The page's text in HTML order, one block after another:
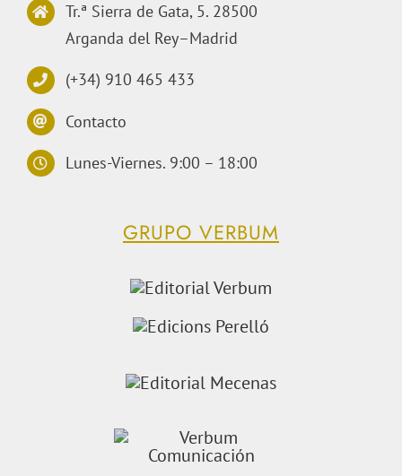
Tr.ª Sierra de Gata, 5. 28500
Arganda del Rey–Madrid
(+34) 910 465 433
Contacto
Lunes-Viernes. 9:00 – 18:00
GRUPO VERBUM